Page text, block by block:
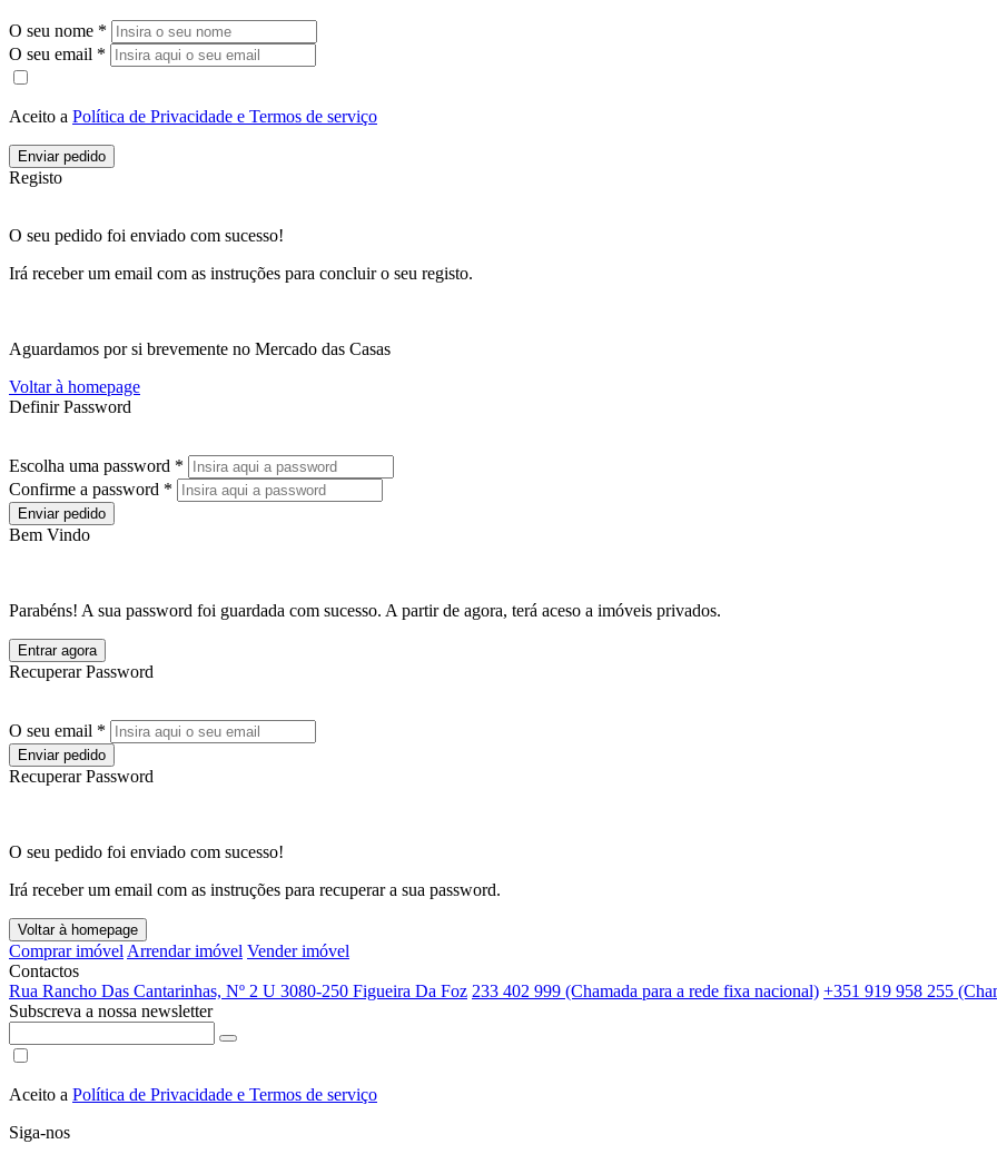
O seu nome *
O seu email *
Aceito a Política de Privacidade e Termos de serviço
Enviar pedido
Registo
O seu pedido foi enviado com sucesso!
Irá receber um email com as instruções para concluir o seu registo.
Aguardamos por si brevemente no Mercado das Casas
Voltar à homepage
Definir Password
Escolha uma password *
Confirme a password *
Enviar pedido
Bem Vindo
Parabéns! A sua password foi guardada com sucesso. A partir de agora, terá aceso a imóveis privados.
Entrar agora
Recuperar Password
O seu email *
Enviar pedido
Recuperar Password
O seu pedido foi enviado com sucesso!
Irá receber um email com as instruções para recuperar a sua password.
Voltar à homepage
Comprar imóvel Arrendar imóvel Vender imóvel
Contactos
Rua Rancho Das Cantarinhas, Nº 2 U 3080-250 Figueira Da Foz 233 402 999 (Chamada para a rede fixa nacional) +351 919 958 255
Subscreva a nossa newsletter
Aceito a Política de Privacidade e Termos de serviço
Siga-nos